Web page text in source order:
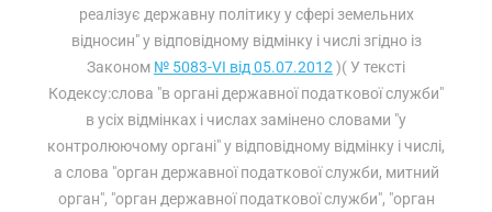
реалізує державну політику у сфері земельних
відносин" у відповідному відмінку і числі згідно із
Законом № 5083-VI від 05.07.2012 )( У тексті
Кодексу:слова "в органі державної податкової служби"
в усіх відмінках і числах замінено словами "у
контролюючому органі" у відповідному відмінку і числі,
а слова "орган державної податкової служби, митний
орган", "орган державної податкової служби", "орган